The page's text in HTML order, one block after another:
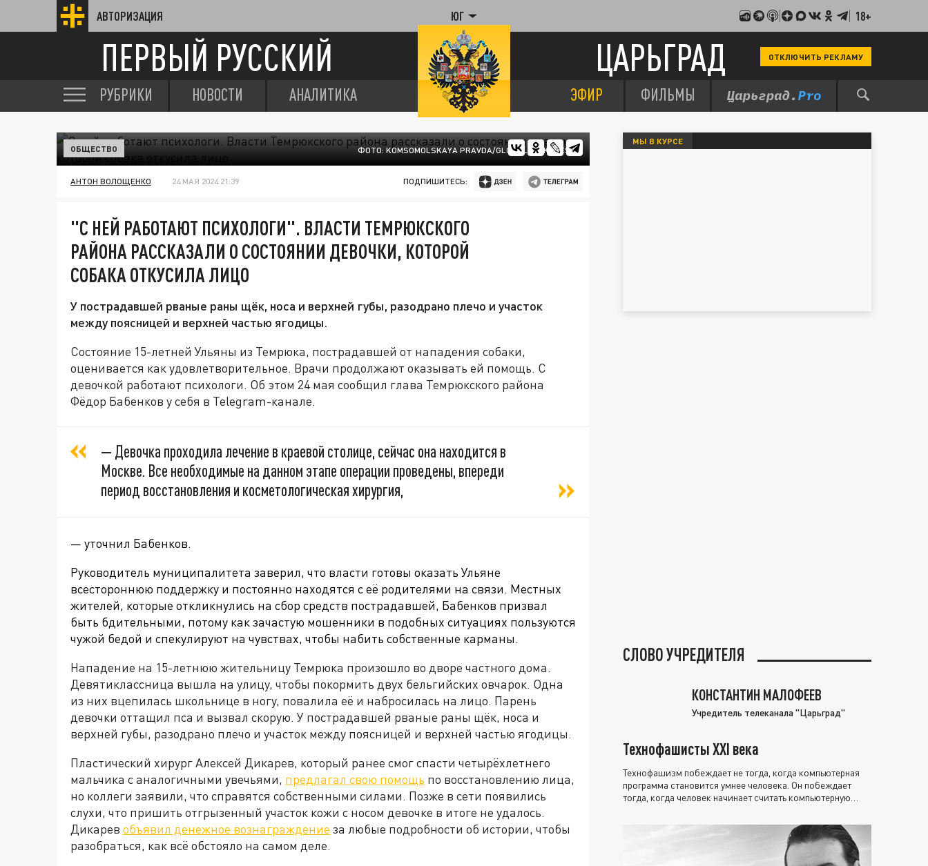
АВТОРИЗАЦИЯ ЮГ 18+
ПЕРВЫЙ РУССКИЙ ЦАРЬГРАД ОТКЛЮЧИТЬ РЕКЛАМУ
РУБРИКИ НОВОСТИ АНАЛИТИКА ЭФИР ФИЛЬМЫ
ФОТО: KOMSOMOLSKAYA PRAVDA/GLOBALLOOKPRESS
ОБЩЕСТВО
АНТОН ВОЛОЩЕНКО 24 МАЯ 2024 21:39 ПОДПИШИТЕСЬ:
"С НЕЙ РАБОТАЮТ ПСИХОЛОГИ". ВЛАСТИ ТЕМРЮКСКОГО
РАЙОНА РАССКАЗАЛИ О СОСТОЯНИИ ДЕВОЧКИ, КОТОРОЙ
СОБАКА ОТКУСИЛА ЛИЦО
У пострадавшей рваные раны щёк, носа и верхней губы, разодрано плечо и участок
между поясницей и верхней частью ягодицы.
Состояние 15-летней Ульяны из Темрюка, пострадавшей от нападения собаки,
оценивается как удовлетворительное. Врачи продолжают оказывать ей помощь. С
девочкой работают психологи. Об этом 24 мая сообщил глава Темрюкского района
Фёдор Бабенков у себя в Telegram-канале.
— Девочка проходила лечение в краевой столице, сейчас она находится в
Москве. Все необходимые на данном этапе операции проведены, впереди
период восстановления и косметологическая хирургия,
— уточнил Бабенков.
Руководитель муниципалитета заверил, что власти готовы оказать Ульяне
всестороннюю поддержку и постоянно находятся с её родителями на связи. Местных
жителей, которые откликнулись на сбор средств пострадавшей, Бабенков призвал
быть бдительными, потому как зачастую мошенники в подобных ситуациях пользуются
чужой бедой и спекулируют на чувствах, чтобы набить собственные карманы.
Нападение на 15-летнюю жительницу Темрюка произошло во дворе частного дома.
Девятиклассница вышла на улицу, чтобы покормить двух бельгийских овчарок. Одна
из них вцепилась школьнице в ногу, повалила её и набросилась на лицо. Парень
девочки оттащил пса и вызвал скорую. У пострадавшей рваные раны щёк, носа и
верхней губы, разодрано плечо и участок между поясницей и верхней частью ягодицы.
Пластический хирург Алексей Дикарев, который ранее смог спасти четырёхлетнего
мальчика с аналогичными увечьями, предлагал свою помощь по восстановлению лица,
но коллеги заявили, что справятся собственными силами. Позже в сети появились
слухи, что пришить отгрызенный участок кожи с носом девочке в итоге не удалось.
Дикарев объявил денежное вознаграждение за любые подробности об истории, чтобы
разобраться, как всё обстояло на самом деле.
МЫ В КУРСЕ
СЛОВО УЧРЕДИТЕЛЯ
КОНСТАНТИН МАЛОФЕЕВ
Учредитель телеканала "Царьград"
Технофашисты XXI века
Технофашизм побеждает не тогда, когда компьютерная
программа становится умнее человека. Он побеждает
тогда, когда человек начинает считать компьютерную